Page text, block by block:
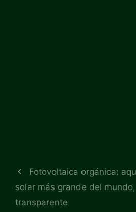
Fotovoltaica orgánica:
solar más grande del
transparente